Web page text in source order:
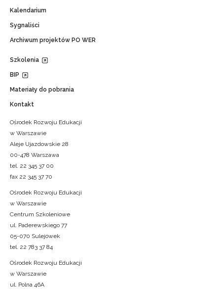
Kalendarium
Sygnaliści
Archiwum projektów PO WER
Szkolenia
BIP
Materiały do pobrania
Kontakt
Ośrodek Rozwoju Edukacji
w Warszawie
Aleje Ujazdowskie 28
00-478 Warszawa
tel. 22 345 37 00
fax 22 345 37 70
Ośrodek Rozwoju Edukacji
w Warszawie
Centrum Szkoleniowe
ul. Paderewskiego 77
05-070 Sulejówek
tel. 22 783 37 84
Ośrodek Rozwoju Edukacji
w Warszawie
ul. Polna 46A